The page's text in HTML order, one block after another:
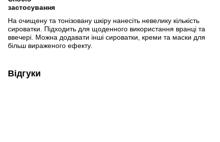
застосування
На очищену та тонізовану шкіру нанесіть невелику кількість
сироватки. Підходить для щоденного використання вранці та
ввечері. Можна додавати інші сироватки, креми та маски для
більш вираженого ефекту.
Відгуки